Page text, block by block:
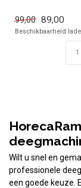
99,00 89,00
Beschikbaarheid
Wilt u snel en
professionele
een goede keuze.